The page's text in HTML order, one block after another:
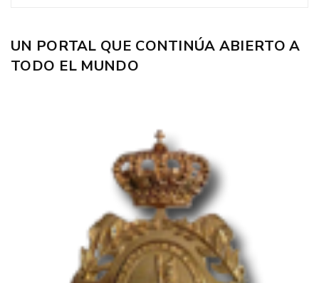
UN PORTAL QUE CONTINÚA ABIERTO A
TODO EL MUNDO